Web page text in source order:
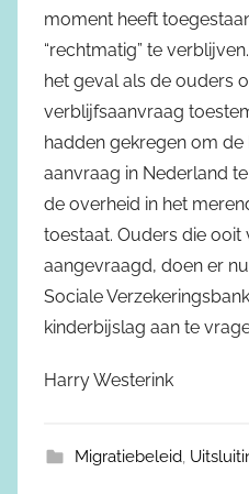
moment heeft
“rechtmatig” te
het geval als de ouders
verblijfsaanvraag
hadden gekregen om de
aanvraag in Nederland
de overheid in het
toestaat. Ouders die
aangevraagd, doen er
Sociale
kinderbijslag aan te
Harry Westerink
Migratiebeleid,